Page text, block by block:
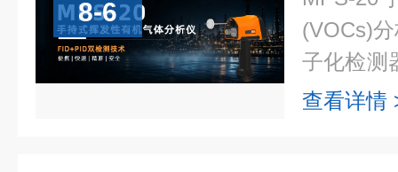
8-6
(VOCs)
子化检测
(PID)的
查看详情